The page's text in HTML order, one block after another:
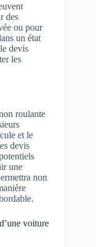
des
ou pour
un état
devis
les
roulante
et le
devis
une
non
voiture